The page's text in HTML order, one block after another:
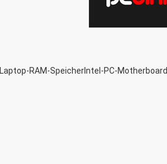
Laptop-RAM-SpeicherIntel-PC-Motherboard